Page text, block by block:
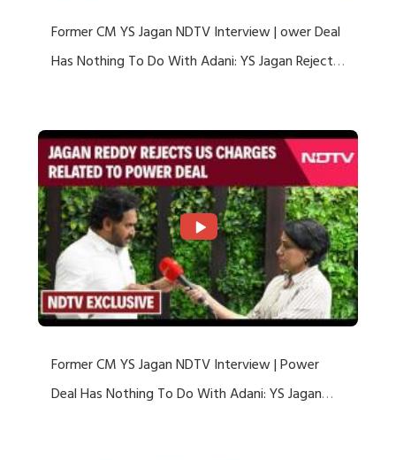
Former CM YS Jagan NDTV Interview | ower Deal
Has Nothing To Do With Adani: YS Jagan Rejects
Former CM YS Jagan NDTV Interview | Power
Deal Has Nothing To Do With Adani: YS Jagan